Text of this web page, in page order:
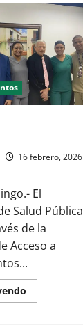
detalla
cobertura
de
alto
costo
del
Régimen
Subsidiado
16 febrero, 2026
El
Salud Pública
de la
Acceso a
more